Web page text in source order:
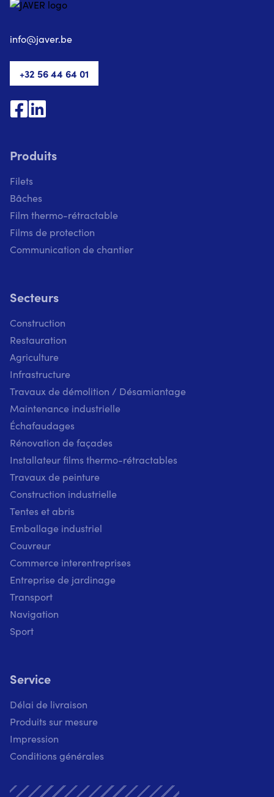
Produits
Filets
Bâches
Film thermo-rétractable
Films de protection
Communication de chantier
Secteurs
Construction
Restauration
Agriculture
Infrastructure
Travaux de démolition / Désamiantage
Maintenance industrielle
Échafaudages
Rénovation de façades
Installateur films thermo-rétractables
Travaux de peinture
Construction industrielle
Tentes et abris
Emballage industriel
Couvreur
Commerce interentreprises
Entreprise de jardinage
Transport
Navigation
Sport
Service
Délai de livraison
Produits sur mesure
Impression
Conditions générales
info@javer.be
+32 56 44 64 01